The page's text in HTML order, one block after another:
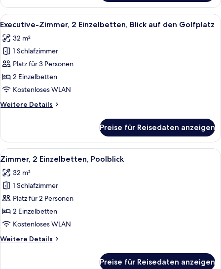
2 Einzelbetten
(Guest)
Alle
Fotos
für
Executive-
Zimmer,
2 Einzelbetten,
Blick
den
Ein Hotelzimmer mit zwei Betten,
7
Executive-Zimmer, 2 Einzelbetten, Blick auf den Golfplatz
32 m²
1 Schlafzimmer
Platz für 3 Personen
2 Einzelbetten
Kostenloses WLAN
Weitere Details
Weitere
Zimmer,
2 Einzelbetten,
Blick
den
Golfplatz
Preise für Reisedaten anzeigen
Alle
Fotos
für
Zimmer,
2 Einzelbetten,
Poolblick
anzeigen
Ein Hotelzimmer mit zwei Betten,
5
Zimmer, 2 Einzelbetten, Poolblick
32 m²
1 Schlafzimmer
Platz für 2 Personen
2 Einzelbetten
Kostenloses WLAN
Weitere Details
Weitere
Preise für Reisedaten anzeigen